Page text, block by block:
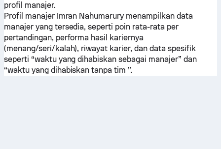
profil manajer.
Profil manajer Imran Nahumarury menampilkan data
manajer yang tersedia, seperti poin rata-rata per
pertandingan, performa hasil kariernya
(menang/seri/kalah), riwayat karier, dan data spesifik
seperti “waktu yang dihabiskan sebagai manajer” dan
“waktu yang dihabiskan tanpa tim ”.